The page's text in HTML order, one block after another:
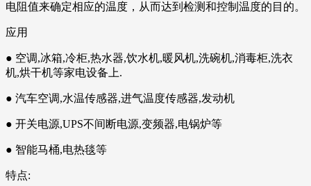
电阻值来确定相应的温度，从而达到检测和控制温度的目的。
应用
● 空调,冰箱,冷柜,热水器,饮水机,暖风机,洗碗机,消毒柜,洗衣
机,烘干机等家电设备上.
● 汽车空调,水温传感器,进气温度传感器,发动机
● 开关电源,UPS不间断电源,变频器,电锅炉等
● 智能马桶,电热毯等
特点: